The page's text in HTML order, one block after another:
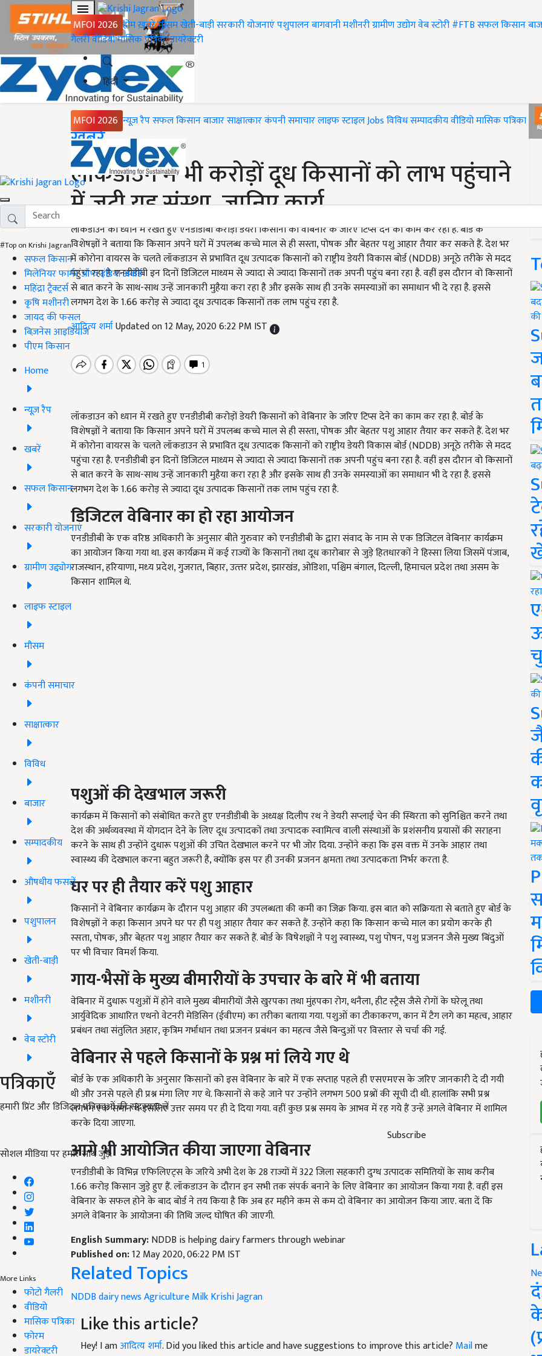
MFOI 2026 होमख़बरेंमौसमखेती-बाड़ीसरकारी योजनाएंपशुपालनबागवानीमशीनरीग्रामीण उद्योगवेब स्टोरी#FTBसफल किसान
गैलरीवीडियोमासिक पत्रिकाडायरेक्टरी
हिंदी
MFOI 2026 न्यूज़ रैपसफल किसानबाजारसाक्षात्कारकंपनी समाचारलाइफ स्टाइलJobsविविधसम्पादकीयवीडियोमासिक पत्रिका
#Top on Krishi Jagran
सफल किसान
मिलेनियर फार्मर ऑफ इंडिया अवॉर्ड
महिंद्रा ट्रैक्टर्स
कृषि मशीनरी
जायद की फसल
बिज़नेस आइडियाज
पीएम किसान
Home
न्यूज़ रैप
खबरें
सफल किसान
सरकारी योजनाएं
ग्रामीण उद्द्योग
लाइफ स्टाइल
मौसम
कंपनी समाचार
साक्षात्कार
विविध
बाजार
सम्पादकीय
औषधीय फसलें
पशुपालन
खेती-बाड़ी
मशीनरी
वेब स्टोरी
पत्रिकाएँ
हमारी प्रिंट और डिजिटल पत्रिकाओं की सदस्यता लें
Subscribe
सोशल मीडिया पर हमारे साथ जुड़ें:
More Links
फोटो गैलरी
वीडियो
मासिक पत्रिका
फोरम
डायरेक्टरी
Home
ख़बरें
लॉकडाउन में भी करोड़ों दूध किसानों को लाभ पहुंचाने
में जुटी यह संस्था, जानिए कार्य
लॉकडाउन को ध्यान में रखते हुए एनडीडीबी करोड़ों डेयरी किसानों को वेबिनार के जरिए टिप्स देने का काम कर रहा है. बोर्ड के
विशेषज्ञों ने बताया कि किसान अपने घरों में उपलब्ध कच्चे माल से ही सस्ता, पोषक और बेहतर पशु आहार तैयार कर सकते हैं. देश भर
में कोरोना वायरस के चलते लॉकडाउन से प्रभावित दूध उत्पादक किसानों को राष्ट्रीय डेयरी विकास बोर्ड (NDDB) अनूठे तरीके से मदद
पहुंचा रहा है. एनडीडीबी इन दिनों डिजिटल माध्यम से ज्यादा से ज्यादा किसानों तक अपनी पहुंच बना रहा है. वहीं इस दौरान वो किसानों
से बात करने के साथ-साथ उन्हें जानकारी मुहैया करा रहा है और इसके साथ ही उनके समस्याओं का समाधान भी दे रहा है. इससे
लगभग देश के 1.66 करोड़ से ज्यादा दूध उत्पादक किसानों तक लाभ पहुंच रहा है.
आदित्य शर्माUpdated on 12 May, 2020 6:22 PM IST
लॉकडाउन को ध्यान में रखते हुए एनडीडीबी करोड़ों डेयरी किसानों को वेबिनार के जरिए टिप्स देने का काम कर रहा है. बोर्ड के
विशेषज्ञों ने बताया कि किसान अपने घरों में उपलब्ध कच्चे माल से ही सस्ता,पोषक और बेहतर पशु आहार तैयार कर सकते हैं. देश भर
में कोरोना वायरस के चलते लॉकडाउन से प्रभावित दूध उत्पादक किसानों को राष्ट्रीय डेयरी विकास बोर्ड (NDDB) अनूठे तरीके से मदद
पहुंचा रहा है. एनडीडीबी इन दिनों डिजिटल माध्यम से ज्यादा से ज्यादा किसानों तक अपनी पहुंच बना रहा है. वहीं इस दौरान वो किसानों
से बात करने के साथ-साथ उन्हें जानकारी मुहैया करा रहा है और इसके साथ ही उनके समस्याओं का समाधान भी दे रहा है. इससे
लगभग देश के 1.66 करोड़ से ज्यादा दूध उत्पादक किसानों तक लाभ पहुंच रहा है.
डिजिटल वेबिनार का हो रहा आयोजन
एनडीडीबी के एक वरिष्ठ अधिकारी के अनुसार बीते गुरुवार को एनडीडीबी के द्वारा संवाद के नाम से एक डिजिटल वेबिनार कार्यक्रम
का आयोजन किया गया था. इस कार्यक्रम में कई राज्यों के किसानों तथा दूध कारोबार से जुड़े हितधारकों ने हिस्सा लिया जिसमें पंजाब,
राजस्‍थान,हरियाणा,मध्‍य प्रदेश,गुजरात,बिहार,उत्‍तर प्रदेश,झारखंड,ओडिशा,पश्चिम बंगाल,दिल्‍ली,हिमाचल प्रदेश तथा असम के
किसान शामिल थे.
पशुओं की देखभाल जरूरी
कार्यक्रम में किसानों को संबोधित करते हुए एनडीडीबी के अध्यक्ष दिलीप रथ ने डेयरी सप्‍लाई चेन की स्थिरता को सुनिश्चित करने तथा
देश की अर्थव्‍यवस्‍था में योगदान देने के लिए दूध उत्‍पादकों तथा उत्‍पादक स्‍वामित्‍व वाली संस्‍थाओं के प्रशंसनीय प्रयासों की सराहना
करने के साथ ही उन्होंने दुधारू पशुओं की उचित देखभाल करने पर भी जोर दिया. उन्होंने कहा कि इस वक्त में उनके आहार तथा
स्वास्थ्य की देखभाल करना बहुत जरूरी है, क्योंकि इस पर ही उनकी प्रजनन क्षमता तथा उत्पादकता निर्भर करता है.
घर पर ही तैयार करें पशु आहार
किसानों ने वेबिनार कार्यक्रम के दौरान पशु आहार की उपलब्धता की कमी का जिक्र किया. इस बात को सक्रियता से बताते हुए बोर्ड के
विशेषज्ञों ने कहा किसान अपने घर पर ही पशु आहार तैयार कर सकते हैं. उन्होंने कहा कि किसान कच्चे माल का प्रयोग करके ही
स्सता, पोषक, और बेहतर पशु आहार तैयार कर सकते हैं. बोर्ड के विषेशज्ञों ने पशु स्वास्थ्य, पशु पोषन, पशु प्रजनन जैसे मुख्य बिंदुओं
पर भी विचार विमर्श किया.
गाय-भैसों के मुख्य बीमारीयों के उपचार के बारे में भी बताया
वेबिनार में दुधारू पशुओं में होने वाले मुख्य बीमारीयों जैसे खुरपका तथा मुंहपका रोग,थनैला,हीट स्‍ट्रैस जैसे रोगों के घरेलू तथा
आर्युवेदिक आधारित एथनो वेटनरी मेडिसिन (ईवीएम) का तरीका बताया गया. पशुओं का टीकाकरण, कान में टैग लगे का महत्व, आहार
प्रबंधन तथा संतुलित अहार, कृत्रिम गर्भाधान तथा प्रजनन प्रबंधन का महत्‍व जैसे बिन्दुओं पर विस्तार से चर्चा की गई.
वेबिनार से पहले किसानों के प्रश्न मां लिये गए थे
बोर्ड के एक अधिकारी के अनुसार किसानों को इस वेबिनार के बारे में एक सप्ताह पहले ही एसएमएस के जरिए जानकारी दे दी गयी
थी और उनसे पहले ही प्रश्न मंगा लिए गए थे. किसानों से कहे जाने पर उन्होंने लगभग 500 प्रश्नों की सूची दी थी. हालांकि सभी प्रश्न
लगभग एक समान थे इसलिए उत्तर समय पर ही दे दिया गया. वहीं कुछ प्रश्न समय के आभव में रह गये हैं उन्हें अगले वेबिनार में शामिल
करके दिया जाएगा.
आगे भी आयोजित कीया जाएगा वेबिनार
एनडीडीबी के विभिन्न एफिलिएट्स के जरिये अभी देश के28राज्यों में322जिला सहकारी दुग्ध उत्पादक समितियों के साथ करीब
1.66करोड़ किसान जुड़े हुए हैं. लॉकडाउन के दौरान इन सभी तक संपर्क बनाने के लिए वेबिनार का आयोजन किया गया है. वहीं इस
वेबिनार के सफल होने के बाद बोर्ड ने तय किया है कि अब हर महीने कम से कम दो वेबिनार का आयोजन किया जाए. बता दें कि
अगले वेबिनार के आयोजना की तिथि जल्द घोषित की जाएगी.
English Summary:NDDB is helping dairy farmers through webinar
Published on:12 May 2020, 06:22 PM IST
Related Topics
NDDBdairy newsAgricultureMilkKrishi Jagran
Like this article?
Hey! I amआदित्य शर्मा. Did you liked this article and have suggestions to improve this article? Mailme